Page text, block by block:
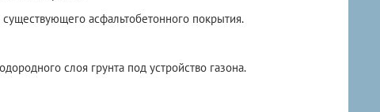
асфальтобетонного покрытия.
слоя грунта под устройство газона.